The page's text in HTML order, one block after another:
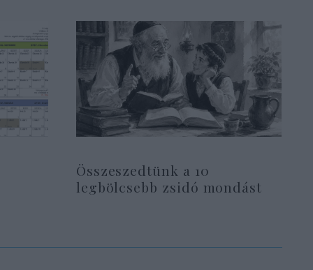
Összeszedtünk a 10
legbölcsebb zsidó mondást